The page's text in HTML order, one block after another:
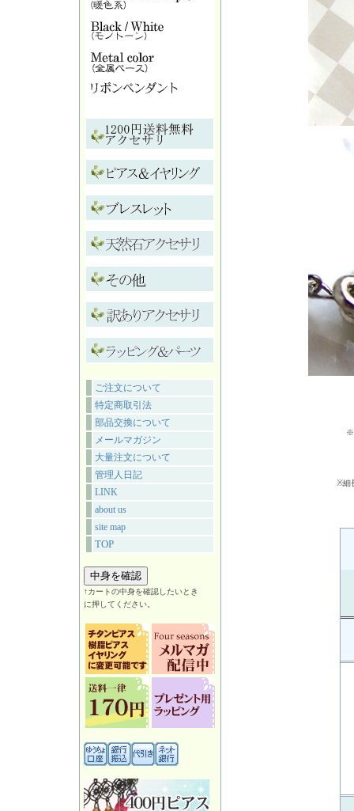
ご注文について
特定商取引法
部品交換について
メールマガジン
大量注文について
管理人日記
LINK
about us
site map
TOP
↑カートの中身を確認したいとき
に押してください。
※
※細